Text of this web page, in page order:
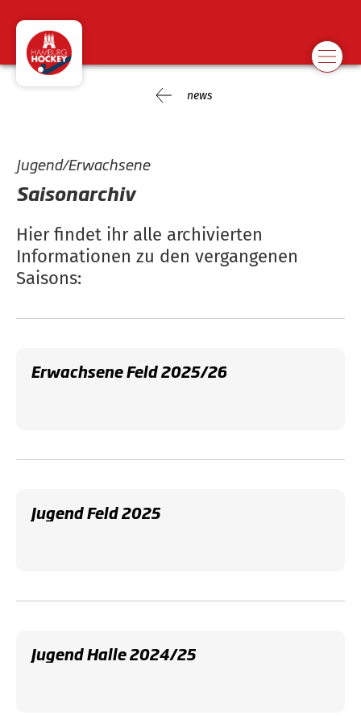
news
Jugend/Erwachsene
Saisonarchiv
Hier findet ihr alle archivierten
Informationen zu den vergangenen
Saisons:
Erwachsene Feld 2025/26
Jugend Feld 2025
Jugend Halle 2024/25